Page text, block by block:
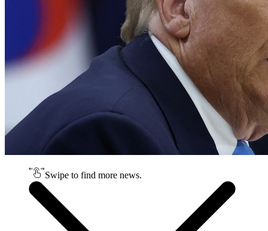
Swipe to find more news.